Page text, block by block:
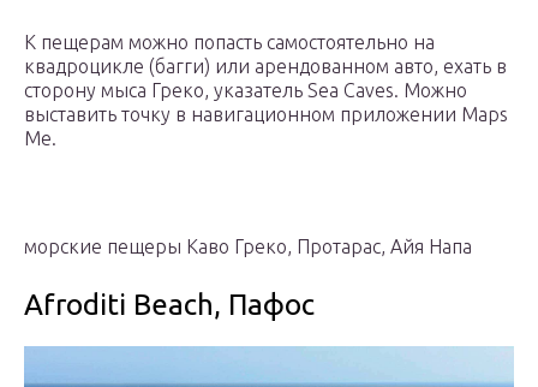
К пещерам можно попасть самостоятельно на
квадроцикле (багги) или арендованном авто, ехать в
сторону мыса Греко, указатель Sea Caves. Можно
выставить точку в навигационном приложении Maps
Me.
морские пещеры Каво Греко, Протарас, Айя Напа
Afroditi Beach, Пафос